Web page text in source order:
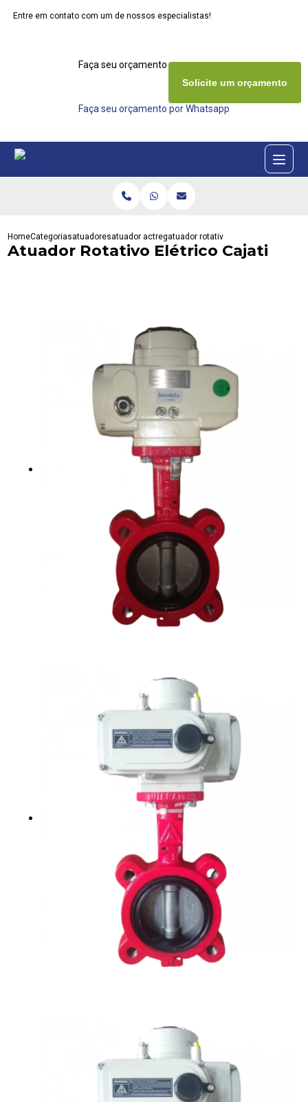
Entre em contato com um de nossos especialistas!
Faça seu orçamento agora mesmo
Faça seu orçamento por Whatsapp
Solicite um orçamento
HomeCategoriasatuadoresatuador actregatuador rotativo eletrico cajati
Atuador Rotativo Elétrico Cajati